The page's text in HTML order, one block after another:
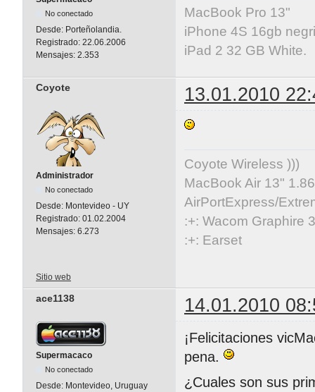
No conectado
Desde: Porteñolandia.
Registrado: 22.06.2006
Mensajes: 2.353
MacBook Pro 13"
iPhone 4S 16gb
iPad 2 32 GB White.
Coyote 13.01.2010
Administrador
No conectado
Desde: Montevideo - UY
Registrado: 01.02.2004
Mensajes: 6.273
Coyote Wireless )))
MacBook Air 13"
AirPortExpress/
:+: Wacom Graphire
:+: Earset
Sitio web
ace1138 14.01.2010
Supermacaco
No conectado
Desde: Montevideo, Uruguay
¡Felicitaciones
pena.
¿Cuales son sus